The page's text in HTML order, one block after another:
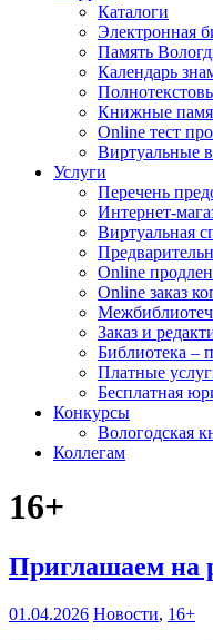
Каталоги
Электронная
Память
Календарь
Книжные
Online тест
Виртуальные
Услуги
Перечень
Интернет-
Виртуальная
Online
Online заказ
Заказ и
Библиотека –
Платные
Бесплатная
Конкурсы
Вологодская
Коллегам
16+
Приглашаем на
01.04.2026 Новости, 16+